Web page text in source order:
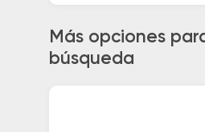
Más opciones
búsqueda